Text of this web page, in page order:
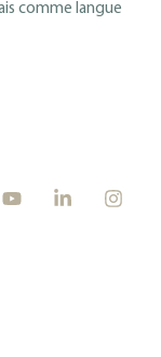
comme langue